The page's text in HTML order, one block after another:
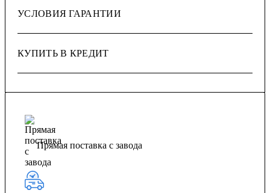
УСЛОВИЯ ГАРАНТИИ
КУПИТЬ В КРЕДИТ
Прямая поставка с завода